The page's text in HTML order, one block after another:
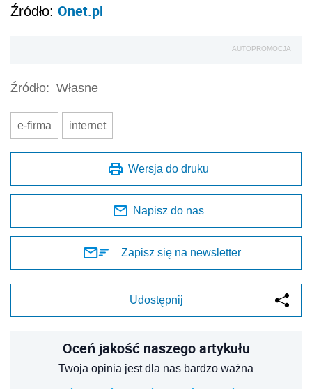
Źródło: Onet.pl
AUTOPROMOCJA
Źródło: Własne
e-firma internet
Wersja do druku
Napisz do nas
Zapisz się na newsletter
Udostępnij
Oceń jakość naszego artykułu
Twoja opinia jest dla nas bardzo ważna